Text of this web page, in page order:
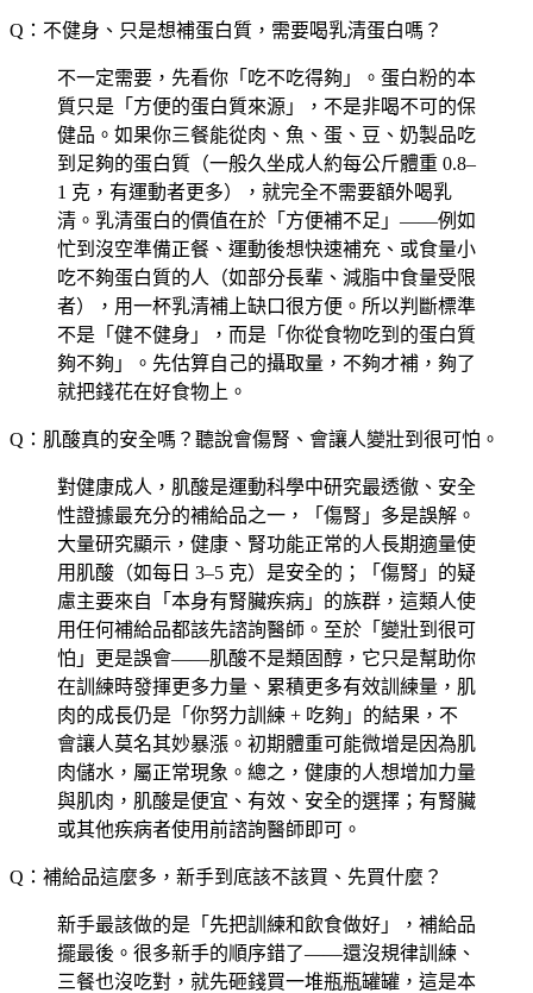
Q：不健身、只是想補蛋白質，需要喝乳清蛋白嗎？
不一定需要，先看你「吃不吃得夠」。蛋白粉的本
質只是「方便的蛋白質來源」，不是非喝不可的保
健品。如果你三餐能從肉、魚、蛋、豆、奶製品吃
到足夠的蛋白質（一般久坐成人約每公斤體重 0.8–
1 克，有運動者更多），就完全不需要額外喝乳
清。乳清蛋白的價值在於「方便補不足」——例如
忙到沒空準備正餐、運動後想快速補充、或食量小
吃不夠蛋白質的人（如部分長輩、減脂中食量受限
者），用一杯乳清補上缺口很方便。所以判斷標準
不是「健不健身」，而是「你從食物吃到的蛋白質
夠不夠」。先估算自己的攝取量，不夠才補，夠了
就把錢花在好食物上。
Q：肌酸真的安全嗎？聽說會傷腎、會讓人變壯到很可怕。
對健康成人，肌酸是運動科學中研究最透徹、安全
性證據最充分的補給品之一，「傷腎」多是誤解。
大量研究顯示，健康、腎功能正常的人長期適量使
用肌酸（如每日 3–5 克）是安全的；「傷腎」的疑
慮主要來自「本身有腎臟疾病」的族群，這類人使
用任何補給品都該先諮詢醫師。至於「變壯到很可
怕」更是誤會——肌酸不是類固醇，它只是幫助你
在訓練時發揮更多力量、累積更多有效訓練量，肌
肉的成長仍是「你努力訓練 + 吃夠」的結果，不
會讓人莫名其妙暴漲。初期體重可能微增是因為肌
肉儲水，屬正常現象。總之，健康的人想增加力量
與肌肉，肌酸是便宜、有效、安全的選擇；有腎臟
或其他疾病者使用前諮詢醫師即可。
Q：補給品這麼多，新手到底該不該買、先買什麼？
新手最該做的是「先把訓練和飲食做好」，補給品
擺最後。很多新手的順序錯了——還沒規律訓練、
三餐也沒吃對，就先砸錢買一堆瓶瓶罐罐，這是本